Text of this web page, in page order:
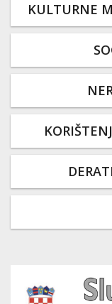
KULTURNE